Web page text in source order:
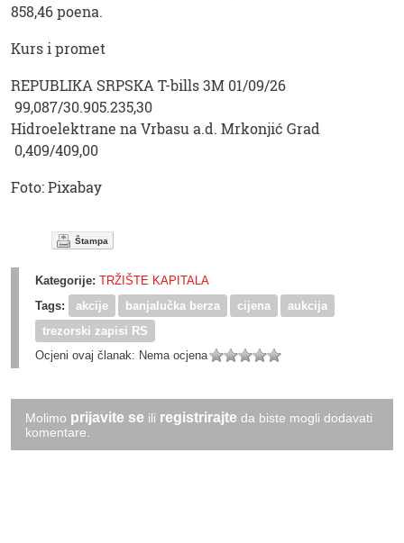
858,46 poena.
Kurs i promet
REPUBLIKA SRPSKA T-bills 3M 01/09/26
99,087/30.905.235,30
Hidroelektrane na Vrbasu a.d. Mrkonjić Grad
0,409/409,00
Foto: Pixabay
Štampa
Kategorije: TRŽIŠTE KAPITALA
Tags:
akcije banjalučka berza cijena
aukcija
trezorski zapisi RS
Ocjeni ovaj članak: Nema ocjena
Molimo prijavite se ili registrirajte da biste mogli dodavati
komentare.